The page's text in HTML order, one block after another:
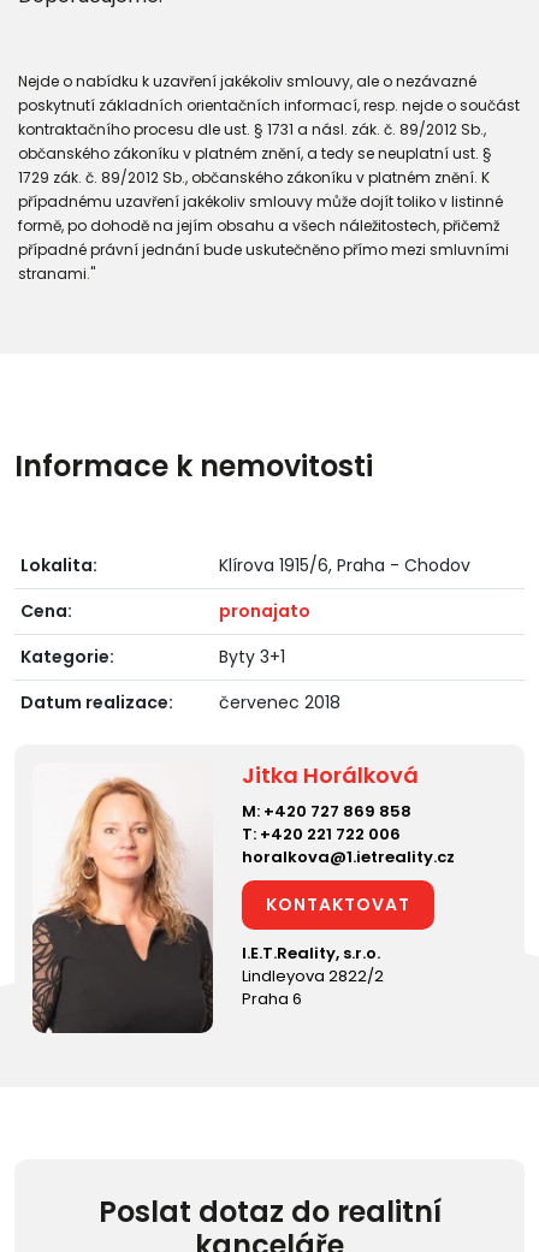
Nejde o nabídku k uzavření jakékoliv smlouvy, ale o nezávazné
poskytnutí základních orientačních informací, resp. nejde o součást
kontraktačního procesu dle ust. § 1731 a násl. zák. č. 89/2012 Sb.,
občanského zákoníku v platném znění, a tedy se neuplatní ust. §
1729 zák. č. 89/2012 Sb., občanského zákoníku v platném znění. K
případnému uzavření jakékoliv smlouvy může dojít toliko v listinné
formě, po dohodě na jejím obsahu a všech náležitostech, přičemž
případné právní jednání bude uskutečněno přímo mezi smluvními
stranami."
Informace k nemovitosti
Lokalita:
Klírova 1915/6, Praha - Chodov
Cena:
pronajato
Kategorie:
Byty 3+1
Datum realizace:
červenec 2018
Jitka Horálková
M: +420 727 869 858
T: +420 221 722 006
horalkova@1.ietreality.cz
KONTAKTOVAT
I.E.T.Reality, s.r.o.
Lindleyova 2822/2
Praha 6
Poslat dotaz do realitní